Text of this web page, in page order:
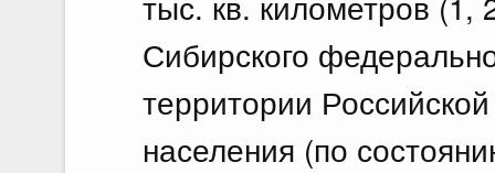
Сибирского
территории
населения (по